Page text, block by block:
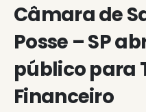
Câmara de
Posse – SP
público para
Financeiro